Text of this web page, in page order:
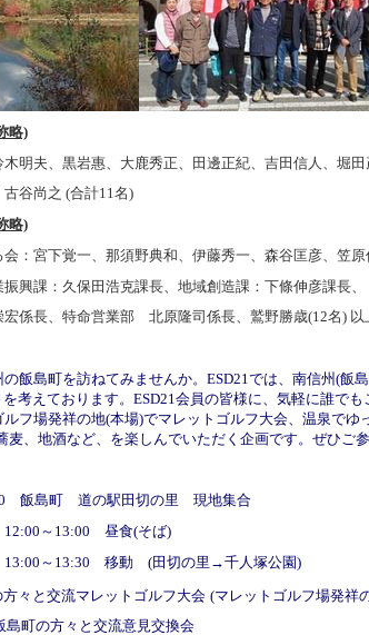
略)
明夫、黒岩惠、大鹿秀正、田邊正紀、吉田信人、堀田
谷尚之 (合計11名)
略)
：宮下覚一、那須野典和、伊藤秀一、森谷匡彦、笠原
興課：久保田浩克課長、地域創造課：下條伸彦課長、
宏係長、特命営業部 北原隆司係長、鷲野勝歳(12名) 以
飯島町を訪ねてみませんか。 ESD21では、南信州(飯
考えております。 ESD21会員の皆様に、気軽に誰で
フ場発祥の地(本場)でマレットゴルフ大会、温泉でゆ
麦、地酒など、を楽しんでいただく企画です。ぜひご参
飯島町 道の駅田切の里 現地集合
昼食(そば)
動 (田切の里→千人塚公園)
々と交流マレットゴルフ大会 (マレットゴルフ場発祥
島町の方々と交流意見交換会